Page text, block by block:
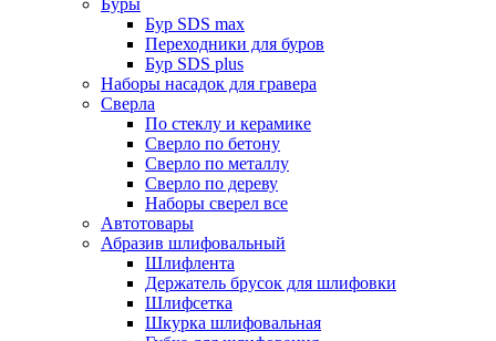
Буры
Бур SDS max
Переходники для буров
Бур SDS plus
Наборы насадок для гравера
Сверла
По стеклу и керамике
Сверло по бетону
Сверло по металлу
Сверло по дереву
Наборы сверел все
Автотовары
Абразив шлифовальный
Шлифлента
Держатель брусок для шлифовки
Шлифсетка
Шкурка шлифовальная